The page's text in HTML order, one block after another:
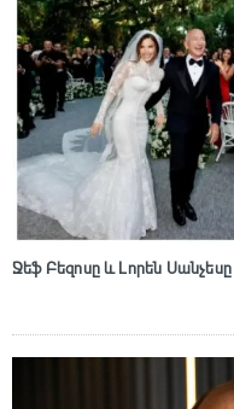
Ջեֆ Բեզոսը և Լորեն